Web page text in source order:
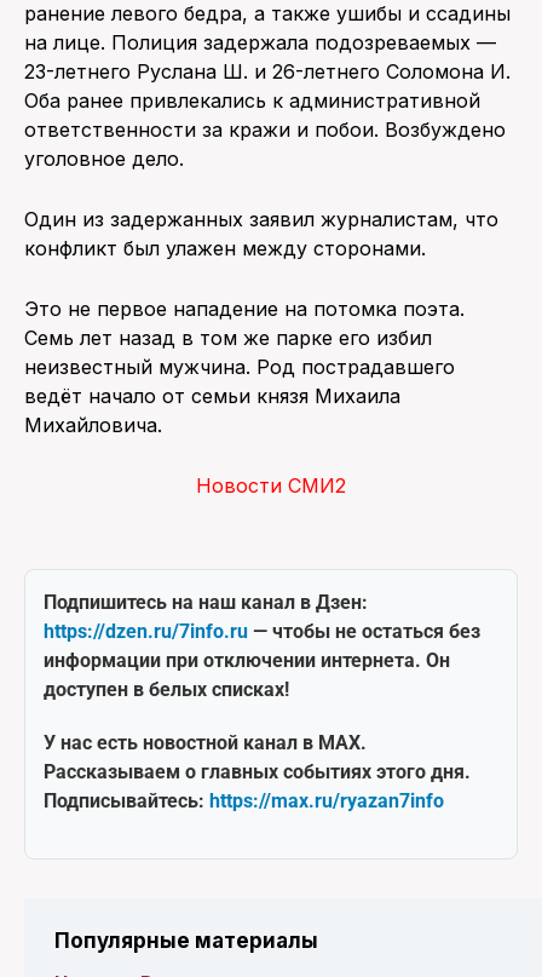
ранение левого бедра, а также ушибы и ссадины
на лице. Полиция задержала подозреваемых —
23-летнего Руслана Ш. и 26-летнего Соломона И.
Оба ранее привлекались к административной
ответственности за кражи и побои. Возбуждено
уголовное дело.
Один из задержанных заявил журналистам, что
конфликт был улажен между сторонами.
Это не первое нападение на потомка поэта.
Семь лет назад в том же парке его избил
неизвестный мужчина. Род пострадавшего
ведёт начало от семьи князя Михаила
Михайловича.
Новости СМИ2
Подпишитесь на наш канал в Дзен:
https://dzen.ru/7info.ru — чтобы не остаться без
информации при отключении интернета. Он
доступен в белых списках!
У нас есть новостной канал в MAX.
Рассказываем о главных событиях этого дня.
Подписывайтесь: https://max.ru/ryazan7info
Популярные материалы